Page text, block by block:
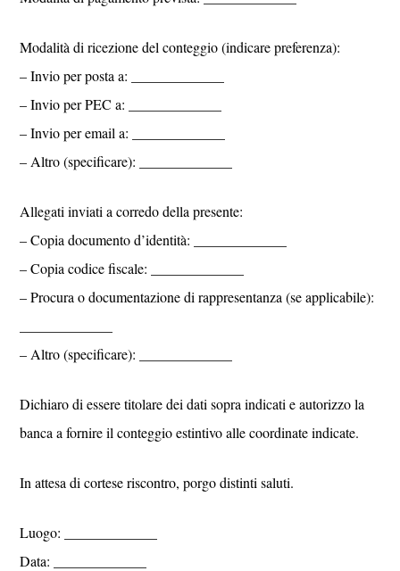
Modalità di ricezione del conteggio (indicare preferenza):
– Invio per posta a: _____________
– Invio per PEC a: _____________
– Invio per email a: _____________
– Altro (specificare): _____________
Allegati inviati a corredo della presente:
– Copia documento d’identità: _____________
– Copia codice fiscale: _____________
– Procura o documentazione di rappresentanza (se applicabile):
– Altro (specificare): _____________
Dichiaro di essere titolare dei dati sopra indicati e autorizzo la
banca a fornire il conteggio estintivo alle coordinate indicate.
In attesa di cortese riscontro, porgo distinti saluti.
Luogo: _____________
Data: _____________